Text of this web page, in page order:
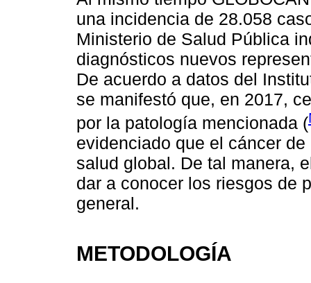
una incidencia de 28.058
Ministerio de Salud Pública
diagnósticos nuevos
De acuerdo a datos del
se manifestó que, en 2017,
por la patología mencionada (
evidenciado que el cáncer
salud global. De tal manera,
dar a conocer los riesgos de
general.
METODOLOGÍA